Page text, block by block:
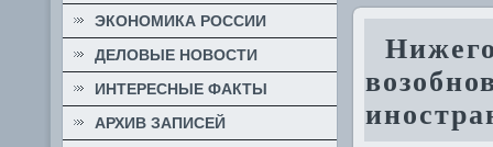
ЭКОНОМИКА РОССИИ
ДЕЛОВЫЕ НОВОСТИ
ИНТЕРЕСНЫЕ ФАКТЫ
АРХИВ ЗАПИСЕЙ